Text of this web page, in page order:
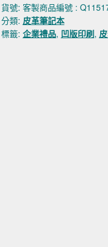
貨號: 客製商品編號 :
分類: 皮革筆記本
標籤: 企業禮品, 凹版印刷,